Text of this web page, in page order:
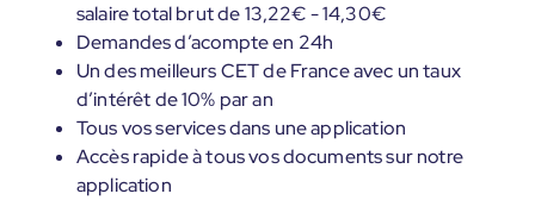
salaire total brut de 13,22€ - 14,30€
Demandes d’acompte en 24h
Un des meilleurs CET de France avec un taux
d’intérêt de 10% par an
Tous vos services dans une application
Accès rapide à tous vos documents sur notre
application